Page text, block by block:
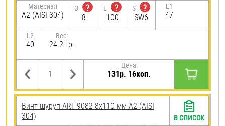
Материал
А2 (AISI 304)
Ø
?
8
L
?
100
S
?
SW6
L1
47
L2
40
Вес:
24.2 гр.
Цена:
131р. 16коп.
Винт-шуруп ART 9082 8х110 мм А2 (AISI
304)
В СПИСОК